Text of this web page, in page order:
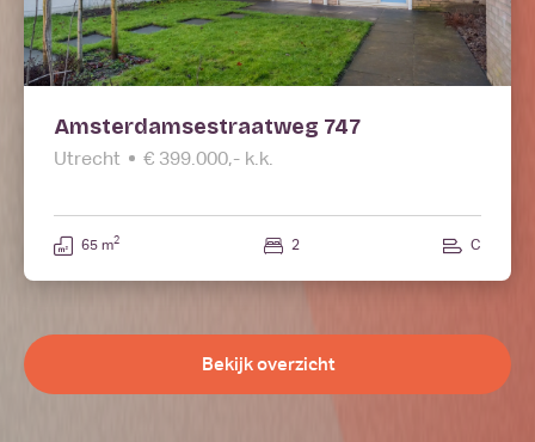
Amsterdamsestraatweg 747
Utrecht € 399.000,- k.k.
65 m2 2 C
Bekijk overzicht